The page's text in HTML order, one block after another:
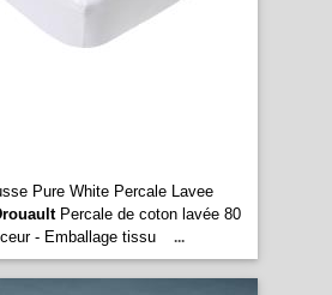
Pure White Percale Lavee
Percale de coton lavée 80
- Emballage tissu
...